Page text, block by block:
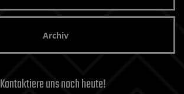
Archiv
Kontaktiere uns noch heute!